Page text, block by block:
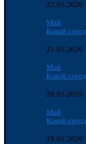
22.05.2026
Май
Какой
21.05.2026
Май
Какой
20.05.2026
Май
Какой
19.05.2026